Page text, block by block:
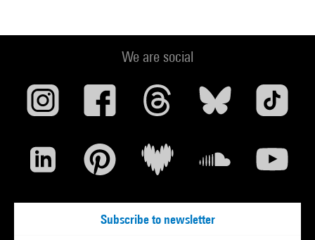
We are social
Subscribe to newsletter